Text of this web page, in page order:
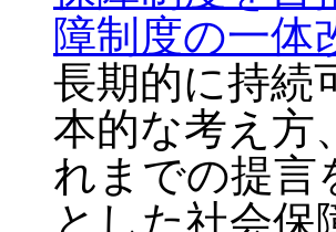
障制度の一体
長期的に持続
本的な考え方
れまでの提言
とした社会保